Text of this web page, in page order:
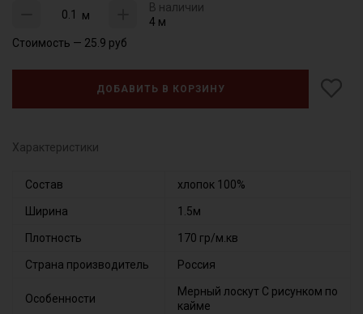
м
В наличии
4 м
Стоимость — 25.9 руб
ДОБАВИТЬ В КОРЗИНУ
Характеристики
Состав хлопок 100%
Ширина 1.5м
Плотность 170 гр/м.кв
Страна производитель Россия
Особенности
Мерный лоскут С рисунком по
кайме